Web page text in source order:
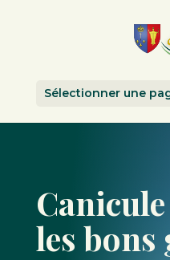
Sélectionner une
les bons